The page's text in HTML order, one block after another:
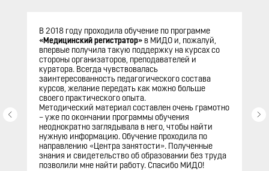
В 2018 году проходила обучение по программе
«Медицинский регистратор» в МИДО и, пожалуй,
впервые получила такую поддержку на курсах со
стороны организаторов, преподавателей и
куратора. Всегда чувствовалась
заинтересованность педагогического состава
курсов, желание передать как можно больше
своего практического опыта.
Методический материал составлен очень грамотно
– уже по окончании программы обучения
неоднократно заглядывала в него, чтобы найти
нужную информацию. Обучение проходила по
направлению «Центра занятости». Полученные
знания и свидетельство об образовании без труда
позволили мне найти работу. Спасибо МИДО!